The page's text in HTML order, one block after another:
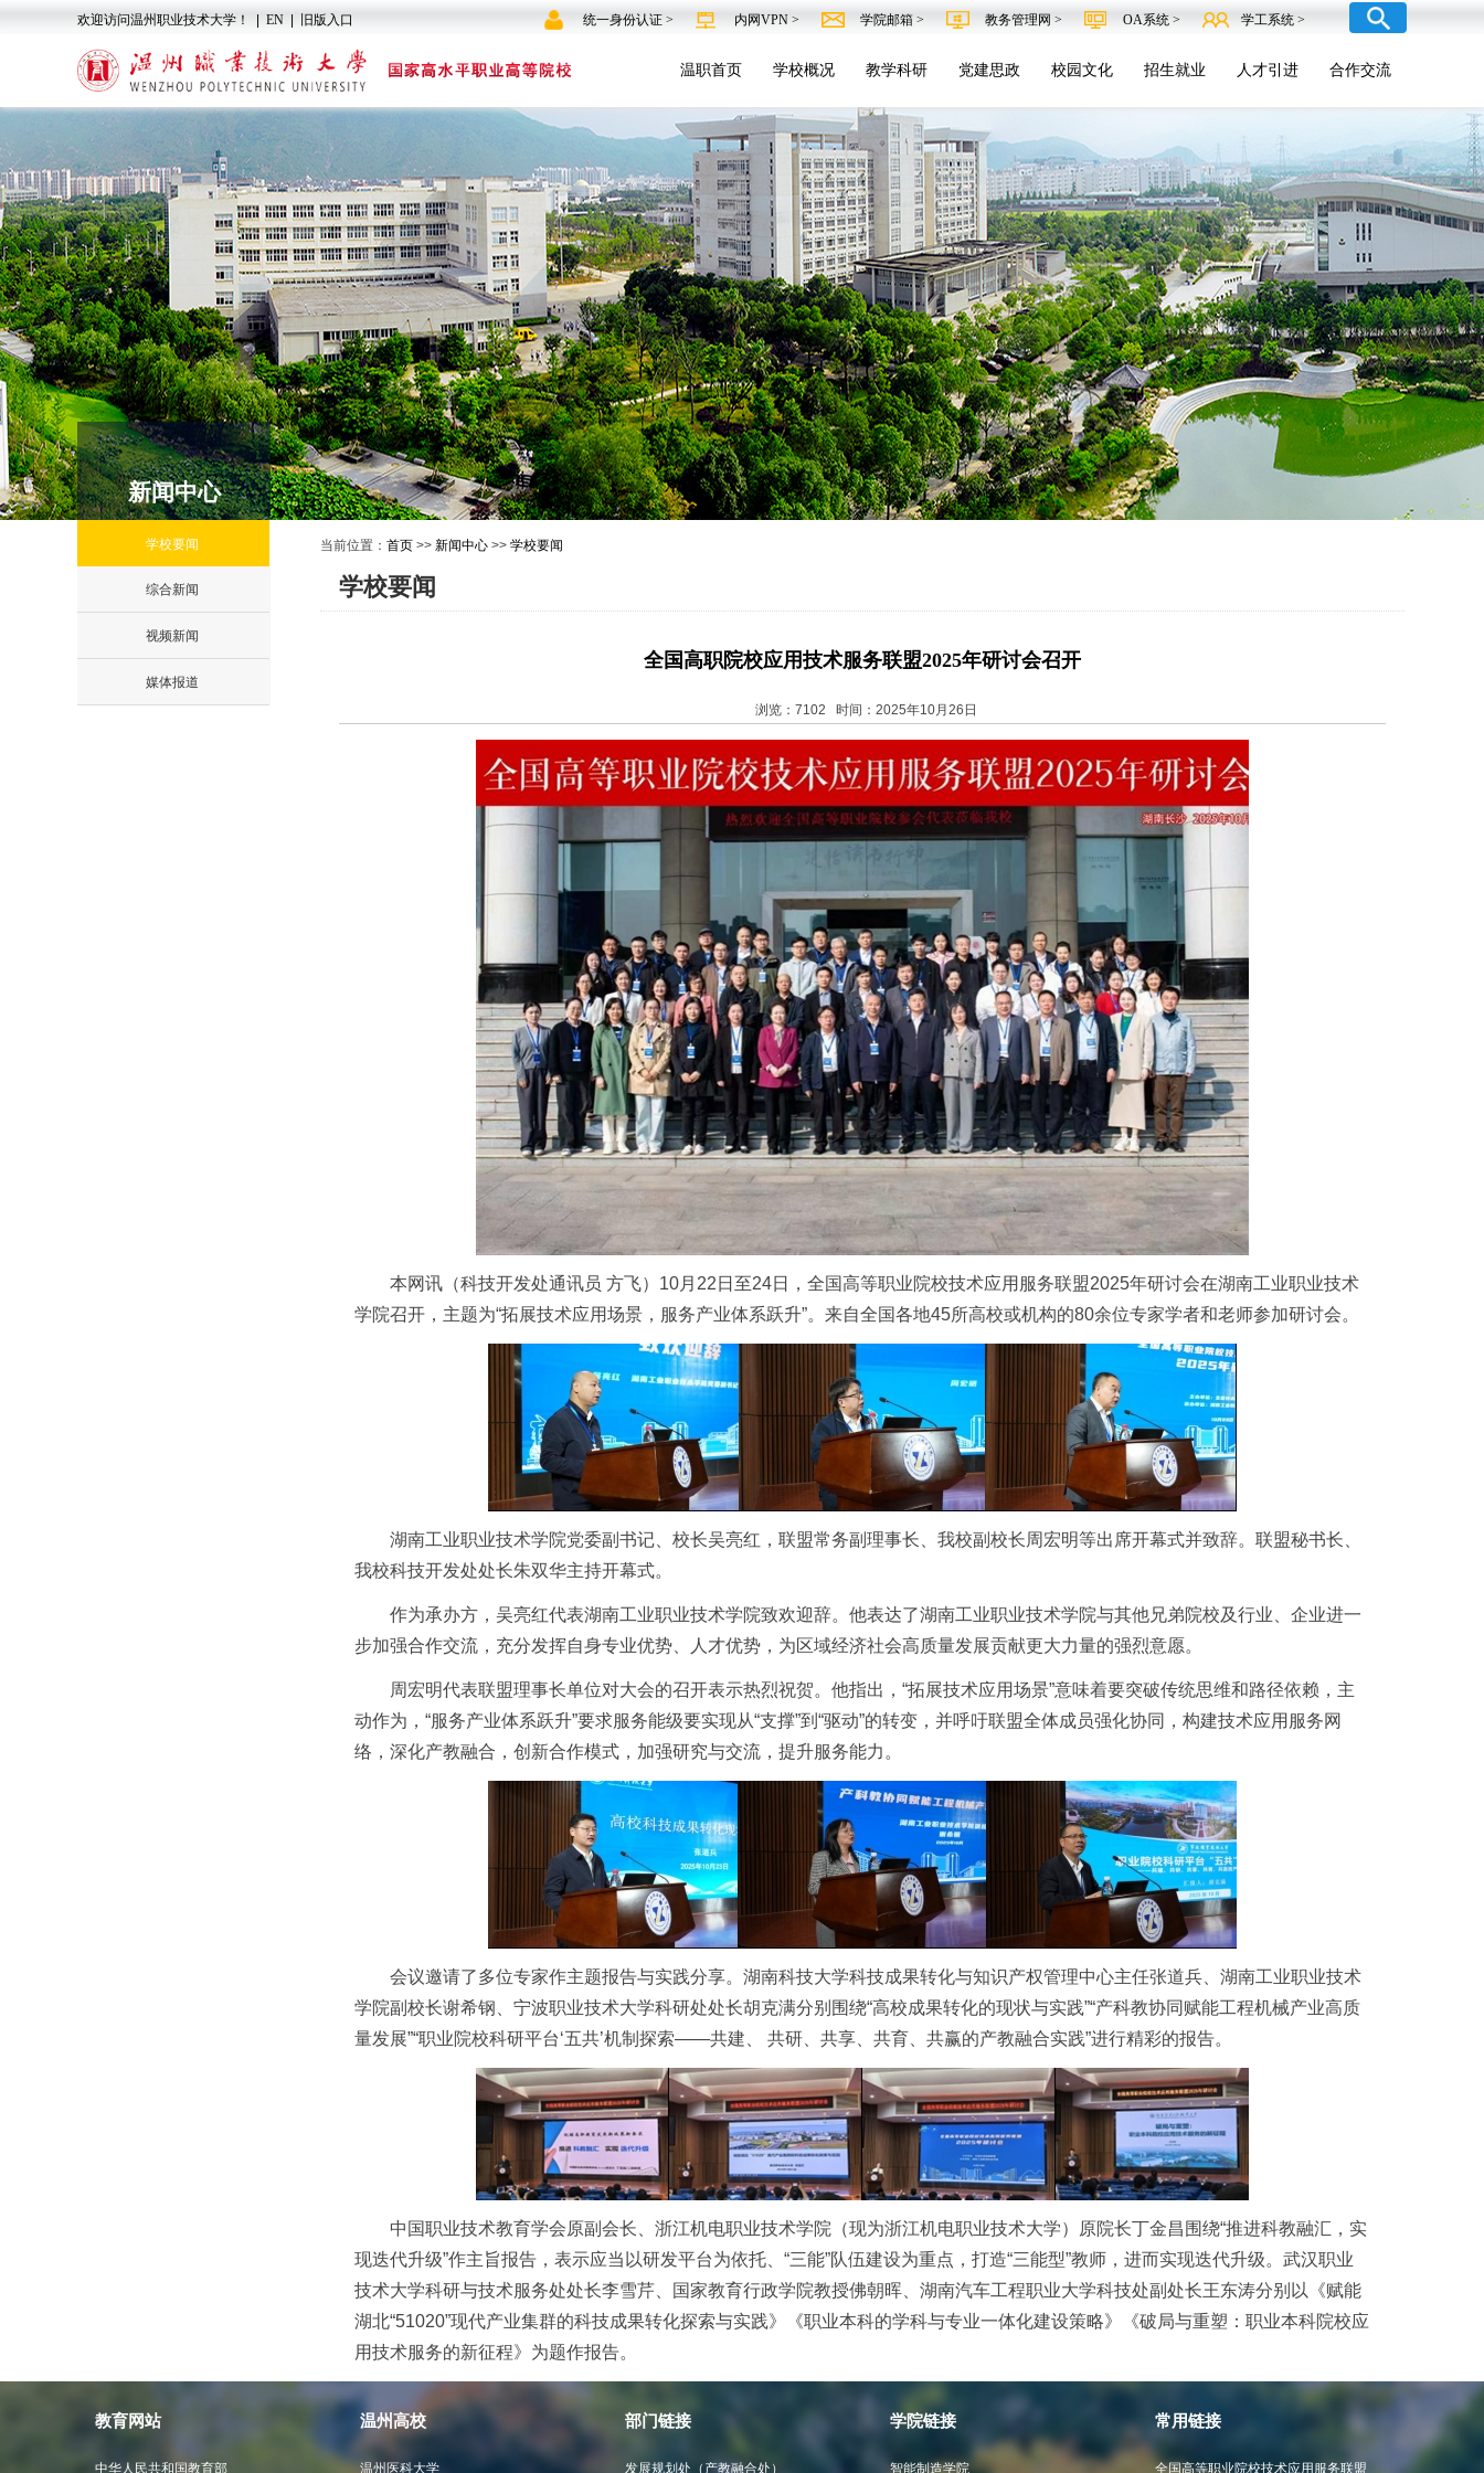
欢迎访问温州职业技术大学！ EN 旧版入口 统一身份认证 > 内网VPN > 学院邮箱 > 教务管理网 > OA系统 > 学工系统 >
温职首页 学校概况 教学科研 党建思政 校园文化 招生就业 人才引进 合作交流
新闻中心
学校要闻
综合新闻
视频新闻
媒体报道
当前位置： 首页 >> 新闻中心 >> 学校要闻
学校要闻
全国高职院校应用技术服务联盟2025年研讨会召开
浏览：7102 时间：2025年10月26日
本网讯（科技开发处通讯员 方飞）10月22日至24日，全国高等职业院校技术应用服务联盟2025年研讨会在湖南工业职业技术
学院召开，主题为“拓展技术应用场景，服务产业体系跃升”。来自全国各地45所高校或机构的80余位专家学者和老师参加研讨会。
湖南工业职业技术学院党委副书记、校长吴亮红，联盟常务副理事长、我校副校长周宏明等出席开幕式并致辞。联盟秘书长、
我校科技开发处处长朱双华主持开幕式。
作为承办方，吴亮红代表湖南工业职业技术学院致欢迎辞。他表达了湖南工业职业技术学院与其他兄弟院校及行业、企业进一
步加强合作交流，充分发挥自身专业优势、人才优势，为区域经济社会高质量发展贡献更大力量的强烈意愿。
周宏明代表联盟理事长单位对大会的召开表示热烈祝贺。他指出，“拓展技术应用场景”意味着要突破传统思维和路径依赖，主
动作为，“服务产业体系跃升”要求服务能级要实现从“支撑”到“驱动”的转变，并呼吁联盟全体成员强化协同，构建技术应用服务网
络，深化产教融合，创新合作模式，加强研究与交流，提升服务能力。
会议邀请了多位专家作主题报告与实践分享。湖南科技大学科技成果转化与知识产权管理中心主任张道兵、湖南工业职业技术
学院副校长谢希钢、宁波职业技术大学科研处处长胡克满分别围绕“高校成果转化的现状与实践”“产科教协同赋能工程机械产业高质
量发展”“职业院校科研平台‘五共’机制探索——共建、 共研、共享、共育、共赢的产教融合实践”进行精彩的报告。
中国职业技术教育学会原副会长、浙江机电职业技术学院（现为浙江机电职业技术大学）原院长丁金昌围绕“推进科教融汇，实
现迭代升级”作主旨报告，表示应当以研发平台为依托、“三能”队伍建设为重点，打造“三能型”教师，进而实现迭代升级。武汉职业
技术大学科研与技术服务处处长李雪芹、国家教育行政学院教授佛朝晖、湖南汽车工程职业大学科技处副处长王东涛分别以《赋能
湖北“51020”现代产业集群的科技成果转化探索与实践》《职业本科的学科与专业一体化建设策略》《破局与重塑：职业本科院校应
用技术服务的新征程》为题作报告。
教育网站
中华人民共和国教育部
温州高校
温州医科大学
部门链接
发展规划处（产教融合处）
学院链接
智能制造学院
常用链接
全国高等职业院校技术应用服务联盟